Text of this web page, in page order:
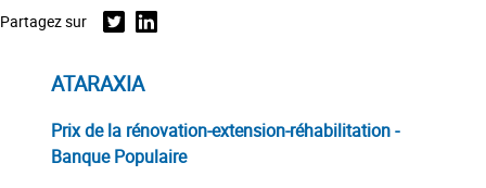
Partagez sur TwitterLinkedin
ATARAXIA
Prix de la rénovation-extension-réhabilitation -
Banque Populaire